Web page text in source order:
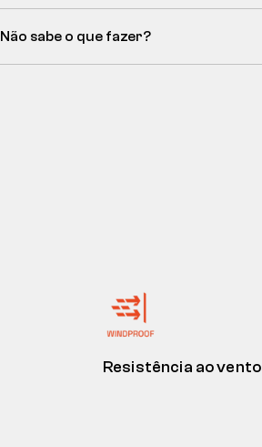
Não sabe o que fazer?
Resistência ao vento